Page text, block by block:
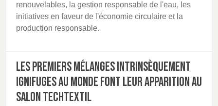
renouvelables, la gestion responsable de l'eau, les
initiatives en faveur de l'économie circulaire et la
production responsable.
Les premiers mélanges intrinsèquement
ignifuges au monde font leur apparition au
salon Techtextil